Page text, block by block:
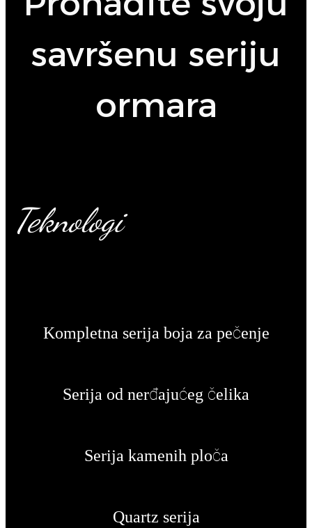
savršenu seriju
ormara
Teknologi
Kompletna serija boja za pečenje
Serija od nerđajućeg čelika
Serija kamenih ploča
Quartz serija